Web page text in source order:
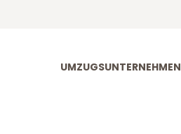
UMZUGSUNTERNEHMEN